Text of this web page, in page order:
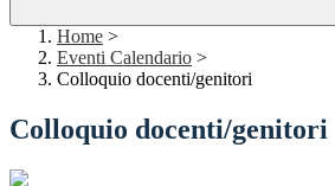
Home >
Eventi Calendario >
Colloquio docenti/genitori
Colloquio docenti/genitori